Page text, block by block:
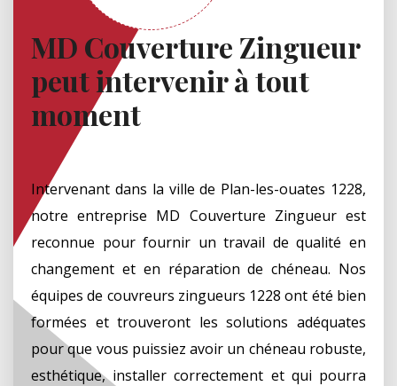
MD Couverture Zingueur
peut intervenir à tout
moment
Intervenant dans la ville de Plan-les-ouates 1228,
notre entreprise MD Couverture Zingueur est
reconnue pour fournir un travail de qualité en
changement et en réparation de chéneau. Nos
équipes de couvreurs zingueurs 1228 ont été bien
formées et trouveront les solutions adéquates
pour que vous puissiez avoir un chéneau robuste,
esthétique, installer correctement et qui pourra